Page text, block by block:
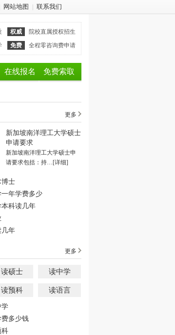
网站地图 联系我们
权威
院校直属授权招生
免费 全程零咨询费申请
在线报名 免费索取
更多
新加坡南洋理工大学硕士
申请要求
新加坡南洋理工大学硕士申
请要求包括：持…[详细]
博士
年学费多少
科读几年
几年
更多
读硕士 读中学
读预科 读语言
学
多少钱
科